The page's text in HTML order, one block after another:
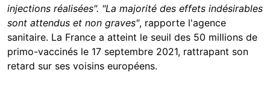
injections réalisées". "La majorité des effets indésirables
sont attendus et non graves", rapporte l'agence
sanitaire. La France a atteint le seuil des 50 millions de
primo-vaccinés le 17 septembre 2021, rattrapant son
retard sur ses voisins européens.